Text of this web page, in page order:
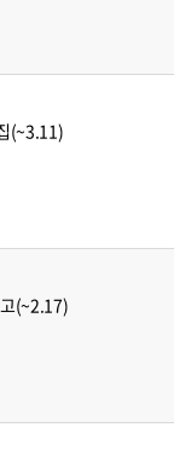
(~3.11)
(~2.17)